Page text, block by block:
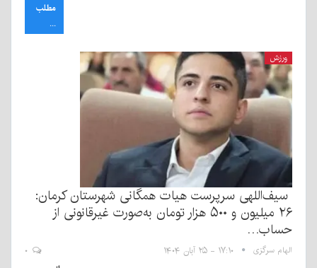
مطلب
...
ورزش
سیف‌اللهی سرپرست هیات همگانی شهرستان کرمان:
۲۶ میلیون و ۵۰۰ هزار تومان به‌صورت غیرقانونی از
حساب…
الهام سرگزی ۱۷:۱۰ - ۲۵ آبان ۱۴۰۴